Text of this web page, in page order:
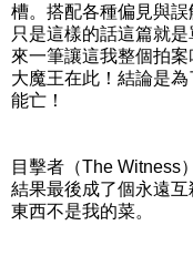
槽。搭配各種偏見與
只是這樣的話這篇就
來一筆讓這我整個拍
大魔王在此！結論是
能亡！
目擊者（The Witness
結果最後成了個永遠
東西不是我的菜。